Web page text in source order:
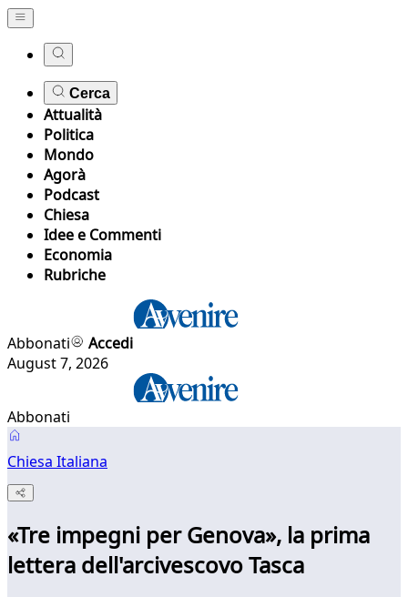
Cerca
Attualità
Politica
Mondo
Agorà
Podcast
Chiesa
Idee e Commenti
Economia
Rubriche
Abbonati
Accedi
August 7, 2026
Abbonati
Chiesa Italiana
«Tre impegni per Genova», la prima
lettera dell'arcivescovo Tasca